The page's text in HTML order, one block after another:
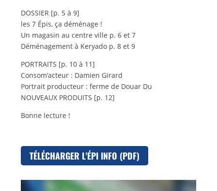
DOSSIER [p. 5 à 9]
les 7 Épis, ça déménage !
Un magasin au centre ville p. 6 et 7
Déménagement à Keryado p. 8 et 9
PORTRAITS [p. 10 à 11]
Consom’acteur : Damien Girard
Portrait producteur : ferme de Douar Du
NOUVEAUX PRODUITS [p. 12]
Bonne lecture !
TÉLÉCHARGER L'ÉPI INFO (PDF)